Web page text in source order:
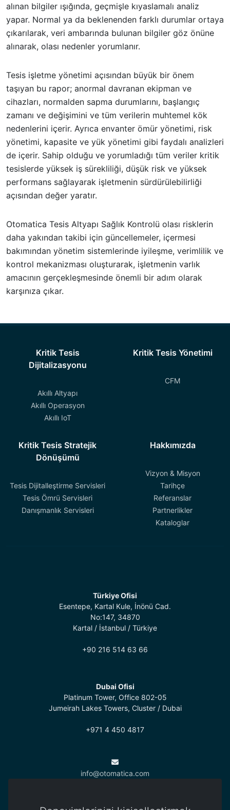
alınan bilgiler ışığında, geçmişle kıyaslamalı analiz
yapar. Normal ya da beklenenden farklı durumlar ortaya
çıkarılarak, veri ambarında bulunan bilgiler göz önüne
alınarak, olası nedenler yorumlanır.
Tesis işletme yönetimi açısından büyük bir önem
taşıyan bu rapor; anormal davranan ekipman ve
cihazları, normalden sapma durumlarını, başlangıç
zamanı ve değişimini ve tüm verilerin muhtemel kök
nedenlerini içerir. Ayrıca envanter ömür yönetimi, risk
yönetimi, kapasite ve yük yönetimi gibi faydalı analizleri
de içerir. Sahip olduğu ve yorumladığı tüm veriler kritik
tesislerde yüksek iş sürekliliği, düşük risk ve yüksek
performans sağlayarak işletmenin sürdürülebilirliği
açısından değer yaratır.
Otomatica Tesis Altyapı Sağlık Kontrolü olası risklerin
daha yakından takibi için güncellemeler, içermesi
bakımından yönetim sistemlerinde iyileşme, verimlilik ve
kontrol mekanizması oluşturarak, işletmenin varlık
amacının gerçekleşmesinde önemli bir adım olarak
karşınıza çıkar.
Kritik Tesis
Dijitalizasyonu
Akıllı Altyapı
Akıllı Operasyon
Akıllı IoT
Kritik Tesis Yönetimi
CFM
Kritik Tesis Stratejik
Dönüşümü
Tesis Dijitalleştirme Servisleri
Tesis Ömrü Servisleri
Danışmanlık Servisleri
Hakkımızda
Vizyon & Misyon
Tarihçe
Referanslar
Partnerlikler
Kataloglar
Türkiye Ofisi
Esentepe, Kartal Kule, İnönü Cad.
No:147, 34870
Kartal / İstanbul / Türkiye
+90 216 514 63 66
Dubai Ofisi
Platinum Tower, Office 802-05
Jumeirah Lakes Towers, Cluster / Dubai
+971 4 450 4817
info@otomatica.com